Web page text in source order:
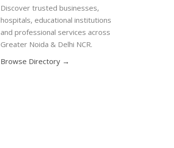
Discover trusted businesses,
hospitals, educational institutions
and professional services across
Greater Noida & Delhi NCR.
Browse Directory →